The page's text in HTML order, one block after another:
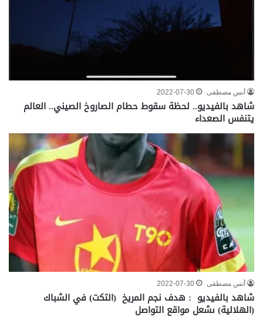
أنس مصطفى 2022-07-30
شاهد بالفيديو.. لحظة سقوط حطام الصاروخ الصيني.. العالم
يتنفس الصعداء
أنس مصطفى 2022-07-30
شاهد بالفيديو : هدف نجم المريخ (التكت) في الشباك
(الهلالية) ىشعل مواقع التواصل